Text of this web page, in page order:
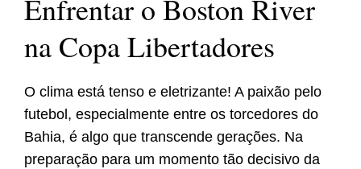
Enfrentar o Boston River
na Copa Libertadores
O clima está tenso e eletrizante! A paixão pelo
futebol, especialmente entre os torcedores do
Bahia, é algo que transcende gerações. Na
preparação para um momento tão decisivo da